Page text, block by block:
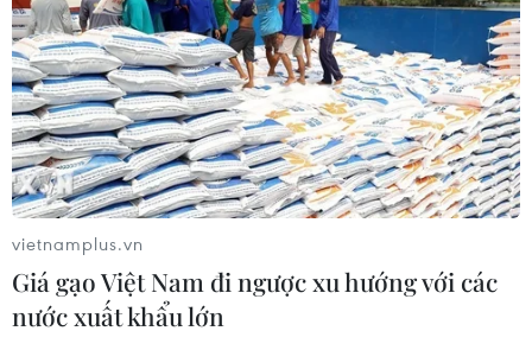
đồng euro trở nên nghiêm trọng hơn./.
(TTXVN/Vietnam+)
vietnamplus.vn
Giá gạo Việt Nam đi ngược xu hướng với các
nước xuất khẩu lớn